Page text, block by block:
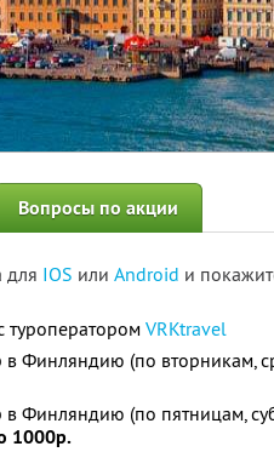
Вопросы по акции
для IOS или Android и
VRKtravel
Финляндию (по вторникам,
Финляндию (по пятницам,
1000р.